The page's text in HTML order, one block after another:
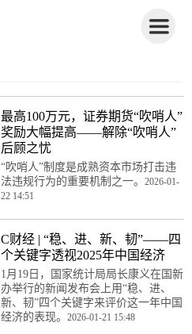
最高100万元，证券期货“吹哨人”
奖励大幅提高——解除“吹哨人”
后顾之忧
“吹哨人”制度是成熟资本市场打击违
法违规行为的重要机制之一。 2026-01-
22 14:51
C财经 | “稳、进、新、韧”——四
个关键字透视2025年中国经济
1月19日，国家统计局局长康义在国新
办举行的新闻发布会上用“稳、进、
新、韧”四个关键字来评价这一年中国
经济的表现。 2026-01-21 15:48